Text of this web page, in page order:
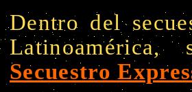
Dentro del
Secuestro